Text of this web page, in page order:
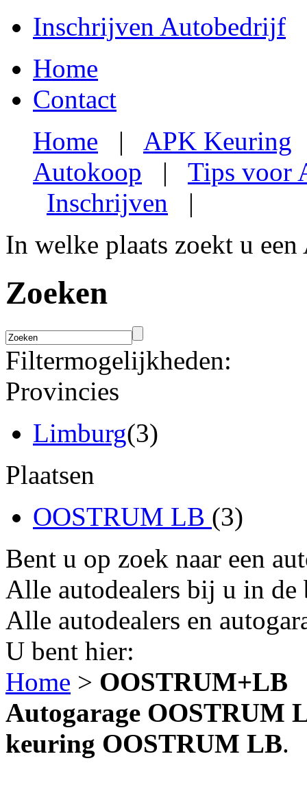
Inschrijven Autobedrijf
Home
Contact
Home | APK Keuring
Autokoop | Tips voor
Inschrijven |
In welke plaats zoekt u
Zoeken
Filtermogelijkheden:
Provincies
Limburg(3)
Plaatsen
OOSTRUM LB (3)
Bent u op zoek naar een
Alle autodealers bij u in
Alle autodealers en
U bent hier:
Home > OOSTRUM+LB
Autogarage OOSTRUM
keuring OOSTRUM LB.